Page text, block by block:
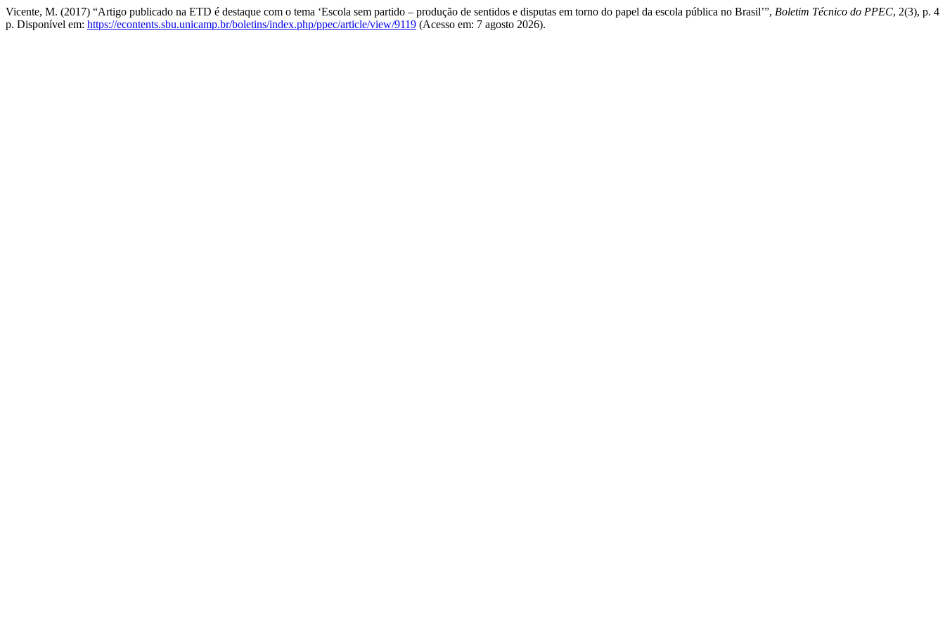
Vicente, M. (2017) “Artigo publicado na ETD é destaque com o tema ‘Escola sem partido – produção de sentidos e disputas em torno do papel da escola pública no Brasil’”, Boletim Técnico do PPEC, 2(3), p. 4
p. Disponível em: https://econtents.sbu.unicamp.br/boletins/index.php/ppec/article/view/9119 (Acesso em: 7 agosto 2026).